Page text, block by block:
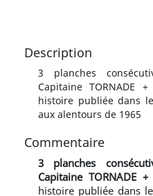
Description
3 planches
Capitaine TORNADE
histoire publiée dans
aux alentours de 1965
Commentaire
3 planches
Capitaine TORNADE +
histoire publiée dans